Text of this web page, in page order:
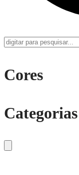
Cores
Categorias